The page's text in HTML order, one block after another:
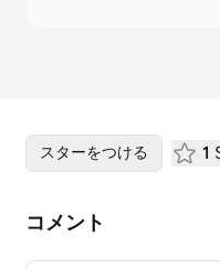
スターをつける 1
コメント